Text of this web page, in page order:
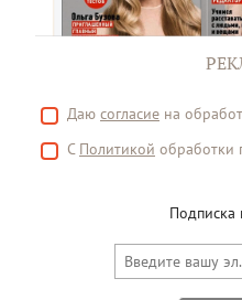
Даю согласие на
С Политикой обработки
Подписка